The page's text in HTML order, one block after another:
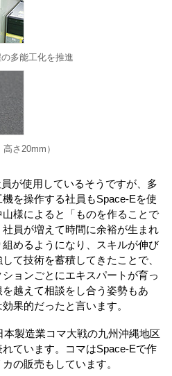
多能工化を推進
さ20mm）
が使用しているそうですが、多
を操作する社員もSpace-Eを使
様によると「ものを作ることで
員が増えて時間に余裕が生まれ
めるようになり、スキルが伸び
て技術を蓄積してきたことで、
ョンごとにエキスパートが育っ
越えて相談をし合う姿勢もあ
果的だったと言います。
本製造業コマ大戦の九州沖縄地区
ています。コマはSpace-Eで作
の販売もしています。